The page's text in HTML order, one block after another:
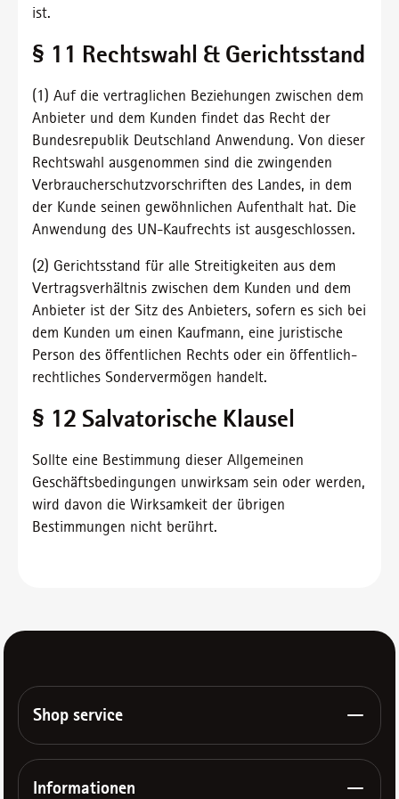
ist.
§ 11 Rechtswahl & Gerichtsstand
(1) Auf die vertraglichen Beziehungen zwischen dem
Anbieter und dem Kunden findet das Recht der
Bundesrepublik Deutschland Anwendung. Von dieser
Rechtswahl ausgenommen sind die zwingenden
Verbraucherschutzvorschriften des Landes, in dem
der Kunde seinen gewöhnlichen Aufenthalt hat. Die
Anwendung des UN-Kaufrechts ist ausgeschlossen.
(2) Gerichtsstand für alle Streitigkeiten aus dem
Vertragsverhältnis zwischen dem Kunden und dem
Anbieter ist der Sitz des Anbieters, sofern es sich bei
dem Kunden um einen Kaufmann, eine juristische
Person des öffentlichen Rechts oder ein öffentlich-
rechtliches Sondervermögen handelt.
§ 12 Salvatorische Klausel
Sollte eine Bestimmung dieser Allgemeinen
Geschäftsbedingungen unwirksam sein oder werden,
wird davon die Wirksamkeit der übrigen
Bestimmungen nicht berührt.
Shop service
Informationen